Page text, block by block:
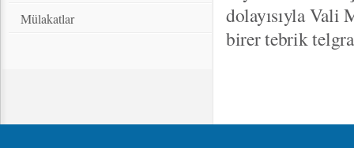
Mülakatlar
dolayısıyla Vali
birer tebrik